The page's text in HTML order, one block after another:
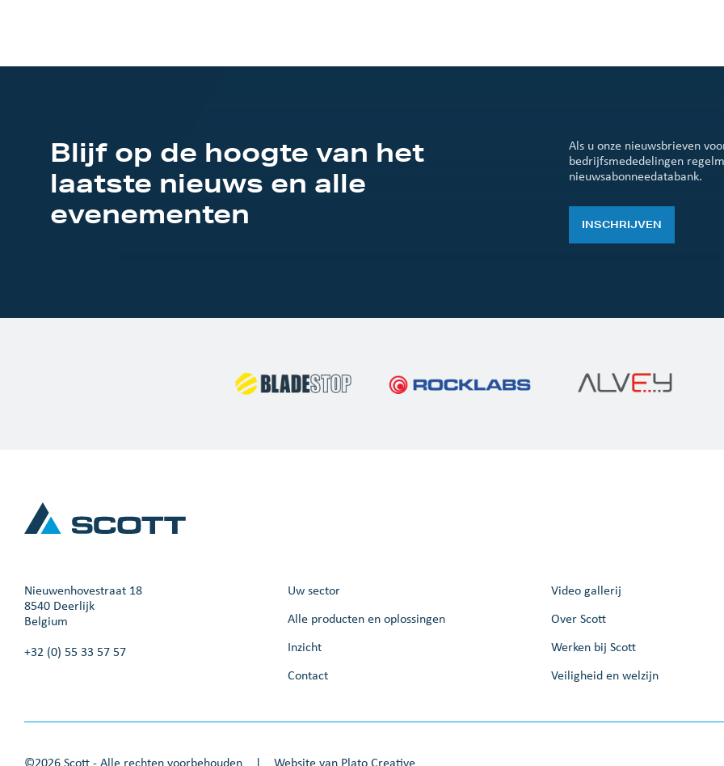
Blijf op de hoogte van het
laatste nieuws en alle
evenementen
Als u onze nieuwsbrieven
bedrijfsmededelingen
nieuwsabonneedatabank.
INSCHRIJVEN
Nieuwenhovestraat 18
8540 Deerlijk
Belgium
+32 (0) 55 33 57 57
Uw sector
Alle producten en oplossingen
Inzicht
Contact
Video gallerij
Over Scott
Werken bij Scott
Veiligheid en welzijn
©2026 Scott - Alle rechten voorbehouden | Website van Plato Creative